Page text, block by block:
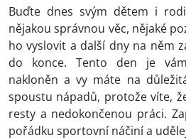
Buďte dnes svým dětem i
nějakou správnou věc, nějaké
ho vyslovit a další dny na něm
do konce. Tento den je
nakloněn a vy máte na
spoustu nápadů, protože víte,
resty a nedokončenou práci.
pořádku sportovní náčiní a